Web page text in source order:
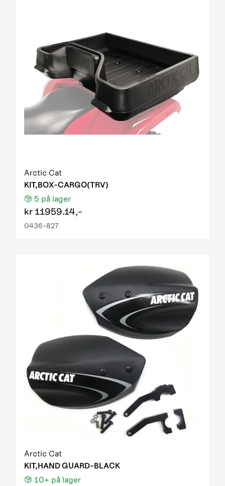
Arctic Cat
KIT,BOX-CARGO(TRV)
5 på lager
kr 11959.14,-
0436-827
Arctic Cat
KIT,HAND GUARD-BLACK
10+ på lager